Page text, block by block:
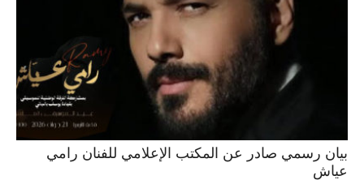
بيان رسمي صادر عن المكتب الإعلامي للفنان رامي
عياش